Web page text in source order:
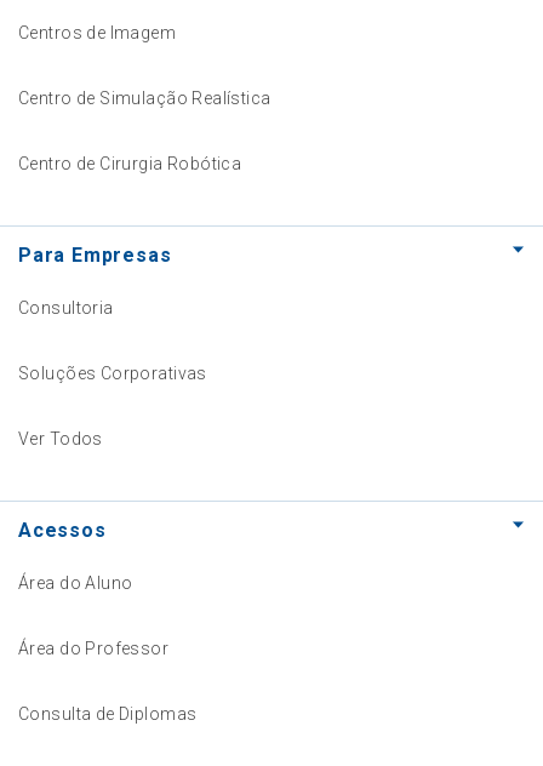
Centros de Imagem
Centro de Simulação Realística
Centro de Cirurgia Robótica
Para Empresas
Consultoria
Soluções Corporativas
Ver Todos
Acessos
Área do Aluno
Área do Professor
Consulta de Diplomas